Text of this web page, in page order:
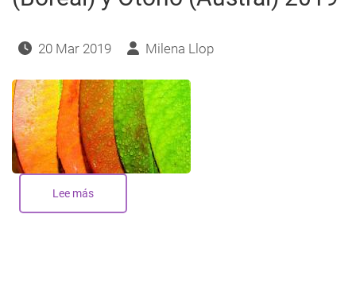
20 Mar 2019 Milena Llop
Lee mássobre
de